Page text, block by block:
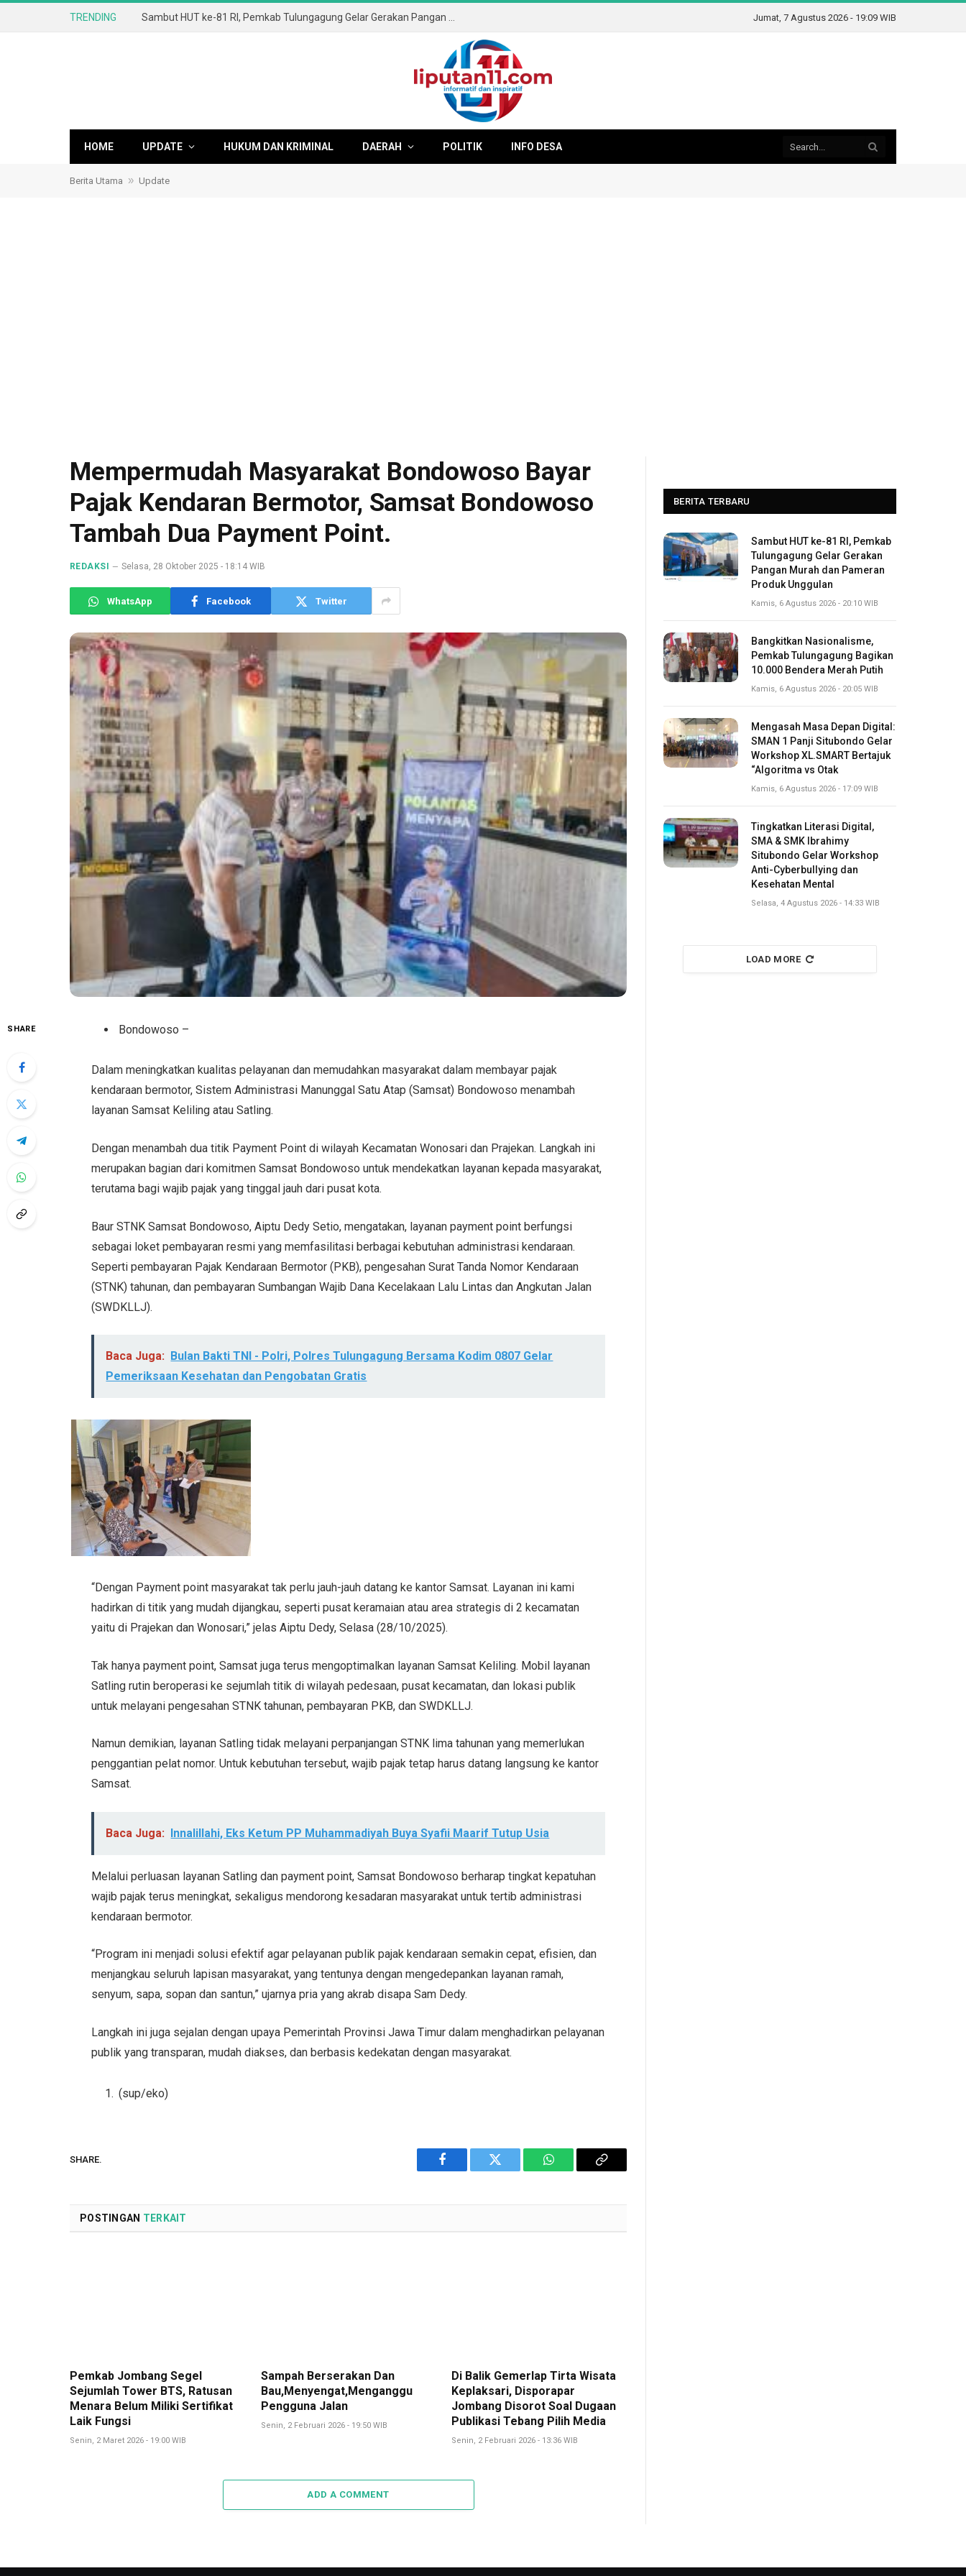
TRENDING Jumat, 7 Agustus 2026 - 19:09 WIB
HOME UPDATE HUKUM DAN KRIMINAL DAERAH POLITIK INFO DESA
Berita Utama » Update
Mempermudah Masyarakat Bondowoso Bayar
Pajak Kendaran Bermotor, Samsat Bondowoso
Tambah Dua Payment Point.
REDAKSI Selasa, 28 Oktober 2025 - 18:14 WIB
WhatsApp Facebook Twitter
SHARE Bondowoso –
Dalam meningkatkan kualitas pelayanan dan memudahkan masyarakat dalam membayar pajak
kendaraan bermotor, Sistem Administrasi Manunggal Satu Atap (Samsat) Bondowoso menambah
layanan Samsat Keliling atau Satling.
Dengan menambah dua titik Payment Point di wilayah Kecamatan Wonosari dan Prajekan. Langkah ini
merupakan bagian dari komitmen Samsat Bondowoso untuk mendekatkan layanan kepada masyarakat,
terutama bagi wajib pajak yang tinggal jauh dari pusat kota.
Baur STNK Samsat Bondowoso, Aiptu Dedy Setio, mengatakan, layanan payment point berfungsi
sebagai loket pembayaran resmi yang memfasilitasi berbagai kebutuhan administrasi kendaraan.
Seperti pembayaran Pajak Kendaraan Bermotor (PKB), pengesahan Surat Tanda Nomor Kendaraan
(STNK) tahunan, dan pembayaran Sumbangan Wajib Dana Kecelakaan Lalu Lintas dan Angkutan Jalan
(SWDKLLJ).
Baca Juga:
Bulan Bakti TNI - Polri, Polres Tulungagung Bersama Kodim 0807 Gelar
Pemeriksaan Kesehatan dan Pengobatan Gratis
“Dengan Payment point masyarakat tak perlu jauh-jauh datang ke kantor Samsat. Layanan ini kami
hadirkan di titik yang mudah dijangkau, seperti pusat keramaian atau area strategis di 2 kecamatan
yaitu di Prajekan dan Wonosari,” jelas Aiptu Dedy, Selasa (28/10/2025).
Tak hanya payment point, Samsat juga terus mengoptimalkan layanan Samsat Keliling. Mobil layanan
Satling rutin beroperasi ke sejumlah titik di wilayah pedesaan, pusat kecamatan, dan lokasi publik
untuk melayani pengesahan STNK tahunan, pembayaran PKB, dan SWDKLLJ.
Namun demikian, layanan Satling tidak melayani perpanjangan STNK lima tahunan yang memerlukan
penggantian pelat nomor. Untuk kebutuhan tersebut, wajib pajak tetap harus datang langsung ke kantor
Samsat.
Baca Juga: Innalillahi, Eks Ketum PP Muhammadiyah Buya Syafii Maarif Tutup Usia
Melalui perluasan layanan Satling dan payment point, Samsat Bondowoso berharap tingkat kepatuhan
wajib pajak terus meningkat, sekaligus mendorong kesadaran masyarakat untuk tertib administrasi
kendaraan bermotor.
“Program ini menjadi solusi efektif agar pelayanan publik pajak kendaraan semakin cepat, efisien, dan
menjangkau seluruh lapisan masyarakat, yang tentunya dengan mengedepankan layanan ramah,
senyum, sapa, sopan dan santun,” ujarnya pria yang akrab disapa Sam Dedy.
Langkah ini juga sejalan dengan upaya Pemerintah Provinsi Jawa Timur dalam menghadirkan pelayanan
publik yang transparan, mudah diakses, dan berbasis kedekatan dengan masyarakat.
(sup/eko)
SHARE.
Facebook Twitter WhatsAppCopy
POSTINGAN TERKAIT
Pemkab Jombang Segel
Sejumlah Tower BTS, Ratusan
Menara Belum Miliki Sertifikat
Laik Fungsi
Senin, 2 Maret 2026 - 19:00 WIB
Sampah Berserakan Dan
Bau,Menyengat,Menganggu
Pengguna Jalan
Senin, 2 Februari 2026 - 19:50 WIB
Di Balik Gemerlap Tirta Wisata
Keplaksari, Disporapar
Jombang Disorot Soal Dugaan
Publikasi Tebang Pilih Media
Senin, 2 Februari 2026 - 13:36 WIB
ADD A COMMENT
BERITA TERBARU
Sambut HUT ke-81 RI, Pemkab
Tulungagung Gelar Gerakan
Pangan Murah dan Pameran
Produk Unggulan
Kamis, 6 Agustus 2026 - 20:10 WIB
Bangkitkan Nasionalisme,
Pemkab Tulungagung Bagikan
10.000 Bendera Merah Putih
Kamis, 6 Agustus 2026 - 20:05 WIB
Mengasah Masa Depan Digital:
SMAN 1 Panji Situbondo Gelar
Workshop XL.SMART Bertajuk
“Algoritma vs Otak
Kamis, 6 Agustus 2026 - 17:09 WIB
Tingkatkan Literasi Digital,
SMA & SMK Ibrahimy
Situbondo Gelar Workshop
Anti-Cyberbullying dan
Kesehatan Mental
Selasa, 4 Agustus 2026 - 14:33 WIB
LOAD MORE